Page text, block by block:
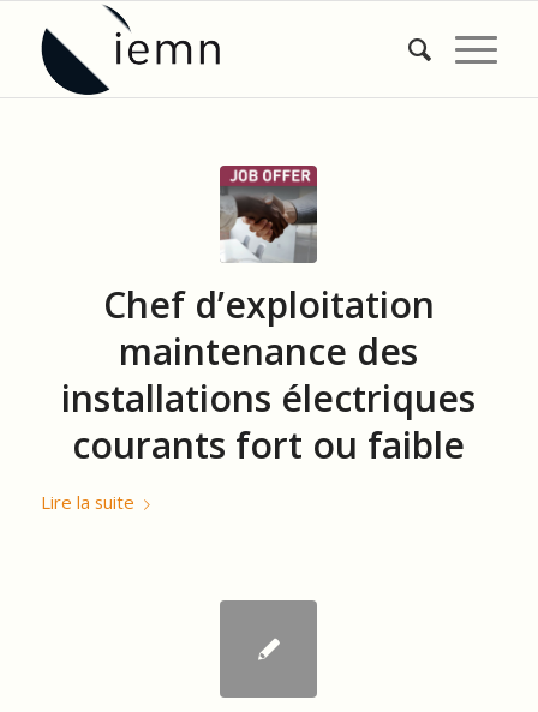
Chef d’exploitation
maintenance des
installations électriques
courants fort ou faible
Lire la suite